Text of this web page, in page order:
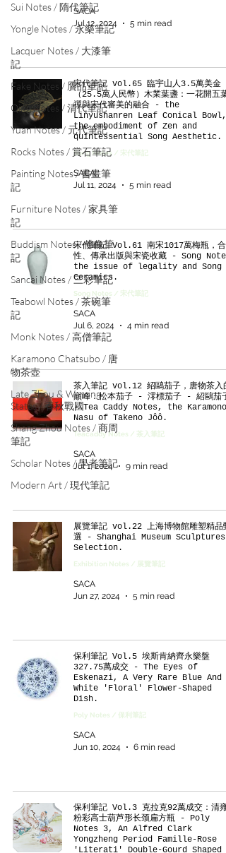
Sui Notes / 隋代筆記
Yongle Notes / 永樂筆記
Lacquer Notes / 大漆筆
記
Fake Notes / 贗品筆記
Qing Notes / 清代筆記
Yuan Notes / 元代筆記
Rocks Notes / 賞石筆記
Painting Notes / 書畫筆
記
Furniture Notes / 家具筆
記
Buddism Notes / 佛像筆
記
Sancai Notes / 三彩筆記
Teabowl Notes / 茶碗筆
記
Monk Notes / 高僧筆記
Karamono Chatsubo / 唐
物茶壺
Late Zhou & Warring
States / 春秋戰國
Shang Zhou Notes / 商周
筆記
Scholar Notes / 學者筆記
Modern Art / 現代筆記
SACA
Jul 12, 2024
5 min read
宋代筆記 vol.65 臨宇山人3.5萬美金
（25.5萬人民幣）木業葉盞：一花開五葉
禪與宋代審美的融合 - the
Linyushanren Leaf Conical Bowl,
the embodiment of Zen and
quintessential Song Aesthetic.
Song Notes / 宋代筆記
SACA
Jul 11, 2024
5 min read
宋代筆記 Vol.61 南宋1017萬梅瓶，合
性、傳承出版與宋瓷收藏 - Song
the issue of legality and Song
Ceramics.
Song Notes / 宋代筆記
SACA
Jul 6, 2024
4 min read
茶入筆記 vol.12 紹鷗茄子，唐物茶入的
巔峰：松本茄子 - 澪標茄子 - 紹鷗茄子
- Tea Caddy Notes, the Karamono
Nasu of Takeno Jôô.
Teacaddy Notes / 茶入筆記
SACA
Jul 1, 2024
9 min read
展覽筆記 vol.22 上海博物館雕塑精品甄
選 - Shanghai Museum Sculptures
Selection.
Exhibition Notes / 展覽筆記
SACA
Jun 27, 2024
5 min read
保利筆記 Vol.5 埃斯肯納齊永樂盤
327.75萬成交 - The Eyes of
Eskenazi, A Very Rare Blue And
White 'Floral' Flower-Shaped
Dish.
Poly Notes / 保利筆記
SACA
Jun 10, 2024
6 min read
保利筆記 Vol.3 克拉克92萬成交：清雍
粉彩高士葫芦形长颈扁方瓶 - Poly
Notes 3, An Alfred Clark
Yongzheng Period Famille-Rose
'Literati' Double-Gourd Shaped